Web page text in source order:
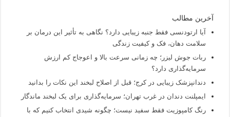
آخرین مطالب
آیا ارتودنسی فقط جنبه زیبایی دارد؟ نگاهی به تأثیر این درمان بر
سلامت دهان، فک و کیفیت زندگی
ربات جوش لیزر؛ چه زمانی سرعت بالا و اعوجاج کم ارزش
سرمایه‌گذاری دارد؟
دندانپزشک زیبایی در کرج؛ قبل از اصلاح لبخند این نکات را بدانید
ایمپلنت دندان در غرب تهران؛ سرمایه‌گذاری برای یک لبخند ماندگار
رنگ کامپوزیت فقط سفید نیست؛ چگونه شیدی انتخاب کنیم که با